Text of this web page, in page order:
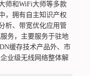
和WiFi大师等多款
，拥有自主知识产权
析、带宽优化应用管
务，主要服务于驻地
缓存技术产品外、市
业级无线网络整体解